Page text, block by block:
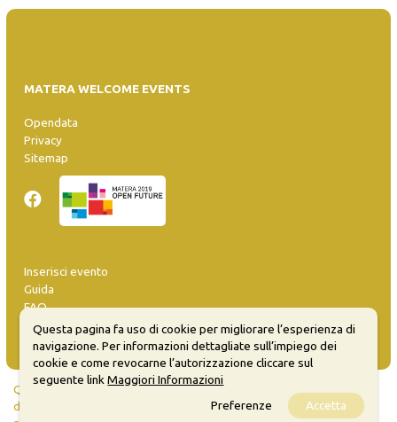
MATERA WELCOME EVENTS
Opendata
Privacy
Sitemap
Inserisci evento
Guida
FAQ
info@materaevents.it
Quanto realizzato è sottoposto a licenza CC-BY-SA che permette di
distribuire, modificare, creare opere derivate dall'originale, anche a
Questa pagina fa uso di cookie per migliorare l’esperienza di
navigazione. Per informazioni dettagliate sull’impiego dei
cookie e come revocarne l’autorizzazione cliccare sul
seguente linkMaggiori Informazioni
Preferenze
Accetta